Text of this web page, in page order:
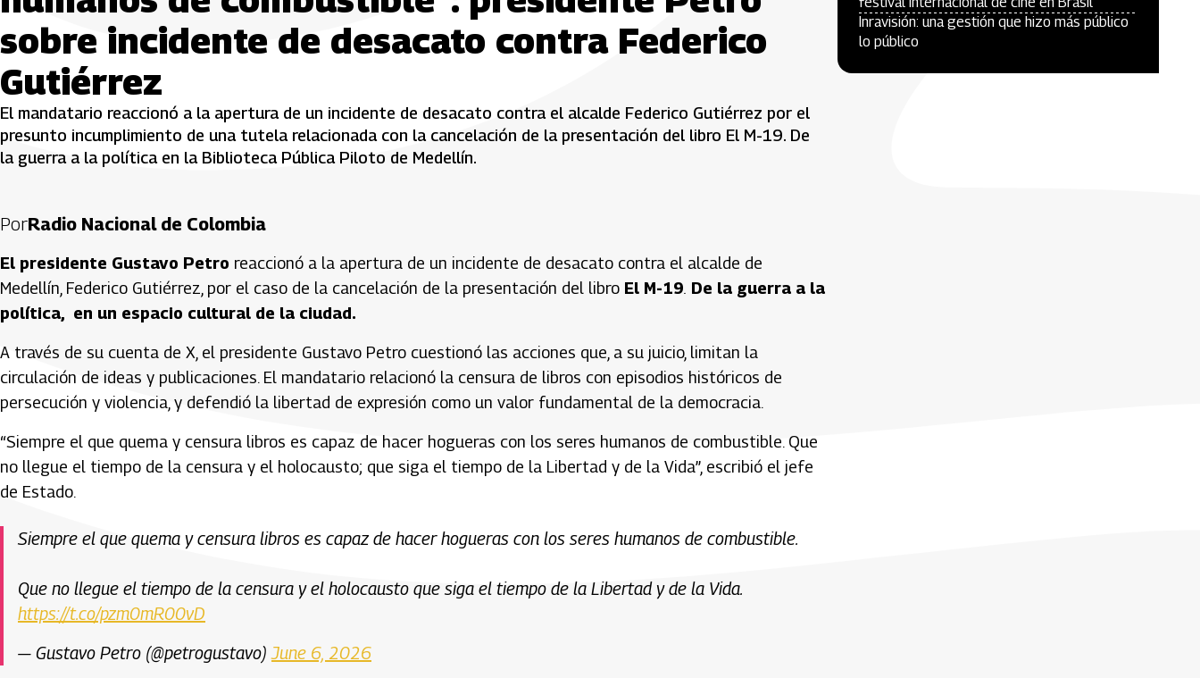
sobre incidente de desacato contra Federico
Gutiérrez
El mandatario reaccionó a la apertura de un incidente de desacato contra el alcalde Federico Gutiérrez por el
presunto incumplimiento de una tutela relacionada con la cancelación de la presentación del libro El M-19. De
la guerra a la política en la Biblioteca Pública Piloto de Medellín.
PorRadio Nacional de Colombia
El presidente Gustavo Petro reaccionó a la apertura de un incidente de desacato contra el alcalde de
Medellín, Federico Gutiérrez, por el caso de la cancelación de la presentación del libro El M-19 De la guerra a la
política, en un espacio cultural de la ciudad.
A través de su cuenta de X, el presidente Gustavo Petro cuestionó las acciones que, a su juicio, limitan la
circulación de ideas y publicaciones. El mandatario relacionó la censura de libros con episodios históricos de
persecución y violencia, y defendió la libertad de expresión como un valor fundamental de la democracia.
“Siempre el que quema y censura libros es capaz de hacer hogueras con los seres humanos de combustible. Que
no llegue el tiempo de la censura y el holocausto; que siga el tiempo de la Libertad y de la Vida”, escribió el jefe
de Estado.
Siempre el que quema y censura libros es capaz de hacer hogueras con los seres humanos de combustible.
Que no llegue el tiempo de la censura y el holocausto que siga el tiempo de la Libertad y de la Vida.
https://t.co/pzm0mR00vD
— Gustavo Petro (@petrogustavo)June 6, 2026
Inravisión: una gestión que hizo más público
lo público